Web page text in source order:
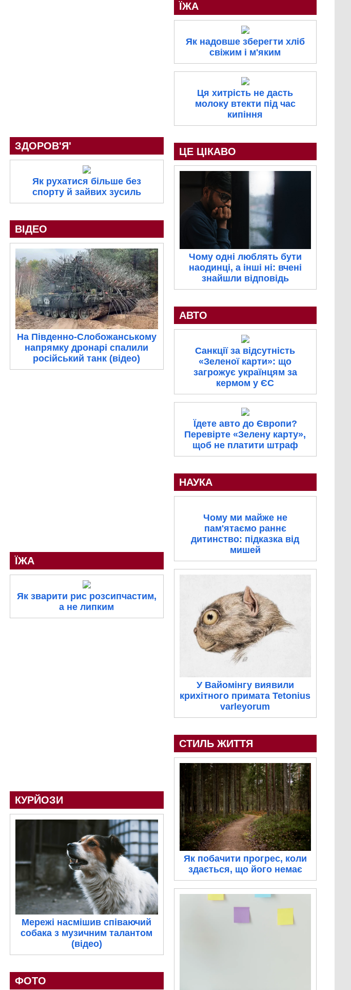
ЗДОРОВ'Я'
Як рухатися більше без
спорту й зайвих зусиль
ВІДЕО
На Південно-Слобожанському
напрямку дронарі спалили
російський танк (відео)
ЇЖА
Як зварити рис розсипчастим,
а не липким
КУРЙОЗИ
Мережі насмішив співаючий
собака з музичним талантом
(відео)
ФОТО
ЇЖА
Як надовше зберегти хліб
свіжим і м'яким
Ця хитрість не дасть
молоку втекти під час
кипіння
ЦЕ ЦІКАВО
Чому одні люблять бути
наодинці, а інші ні: вчені
знайшли відповідь
АВТО
Санкції за відсутність
«Зеленої карти»: що
загрожує українцям за
кермом у ЄС
Їдете авто до Європи?
Перевірте «Зелену карту»,
щоб не платити штраф
НАУКА
Чому ми майже не
пам'ятаємо раннє
дитинство: підказка від
мишей
У Вайомінгу виявили
крихітного примата Tetonius
varleyorum
СТИЛЬ ЖИТТЯ
Як побачити прогрес, коли
здається, що його немає